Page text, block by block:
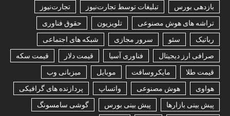
بازدهی بورس
تبلیغات توسط تجارت‌نیوز
تجارت‌نیوز
تراشه های هوش مصنوعی
تلویزیون
حقوق فناوری
رباتیک
سئو سرور مجازی
شبکه های اجتماعی
صرافی ارز دیجیتال
فناوری آسیا قیمت دلار
قیمت سکه
قیمت طلا
مایکروسافت موبایل
میزبانی وب
هواوی
هوش مصنوعی واتساپ
پردازنده های گرافیکی
پیش بینی بازارها
پیش بینی بورس
گوشی سامسونگ